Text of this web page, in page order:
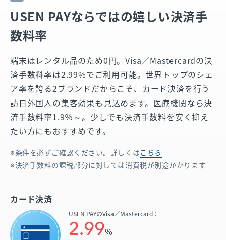
USEN PAYならではの嬉しい決済手
数料率
端末はレンタル品のため0円。Visa／Mastercardの決
済手数料率は2.99%でご利用可能。世界トップのシェ
ア率を誇る2ブランドだからこそ、カード決済を行う
訪日外国人の集客効果も見込めます。 医療機関なら決
済手数料率1.9％～。少しでも決済手数料を安く抑え
たい方にもおすすめです。
条件を必ずご確認ください。詳しくはこちら
決済手数料の課税部分に対しては消費税が別途かかります
カード決済
USEN PAYのVisa／Mastercard：
2.99%